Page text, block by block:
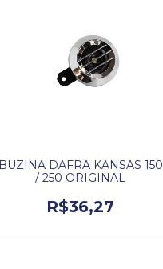
BUZINA DAFRA KANSAS 150
/ 250 ORIGINAL
R$36,27